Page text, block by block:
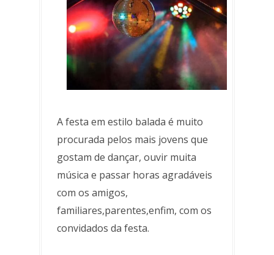
A festa em estilo balada é muito
procurada pelos mais jovens que
gostam de dançar, ouvir muita
música e passar horas agradáveis
com os amigos,
familiares,parentes,enfim, com os
convidados da festa.